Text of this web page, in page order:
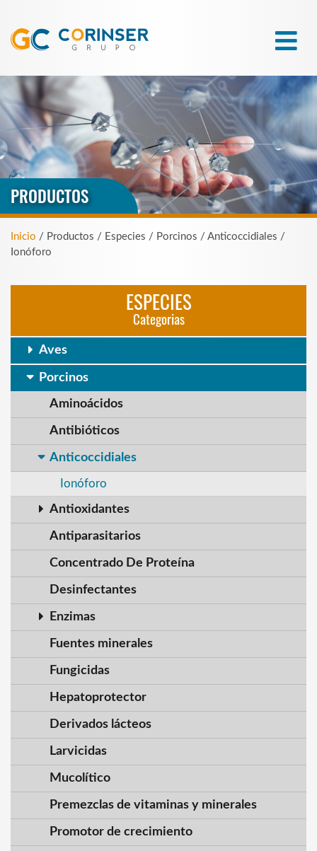
PRODUCTOS
Inicio / Productos / Especies / Porcinos / Anticoccidiales /
Ionóforo
ESPECIES
Categorias
Aves
Porcinos
Aminoácidos
Antibióticos
Anticoccidiales
Ionóforo
Antioxidantes
Antiparasitarios
Concentrado De Proteína
Desinfectantes
Enzimas
Fuentes minerales
Fungicidas
Hepatoprotector
Derivados lácteos
Larvicidas
Mucolítico
Premezclas de vitaminas y minerales
Promotor de crecimiento